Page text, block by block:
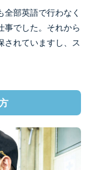
部英語で行わなく
事でした。それから
されていますし、ス